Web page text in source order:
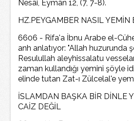
Nesâi, Eymân 12, (7, 7-8).
HZ.PEYGAMBER NASIL YEMİN
6606 - Rifa'a İbnu Arabe el-
anh anlatıyor: "Allah huzurunda
Resulullah aleyhissalatu
zaman kullandığı yemini şöyle
elinde tutan Zat-ı Zülcelal'e
İSLAMDAN BAŞKA BİR DİNLE
CAİZ DEĞİL